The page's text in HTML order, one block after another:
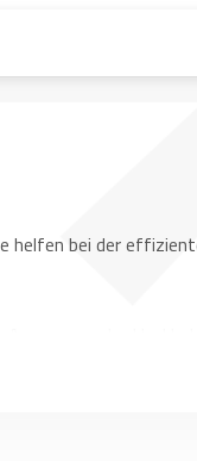
helfen bei der